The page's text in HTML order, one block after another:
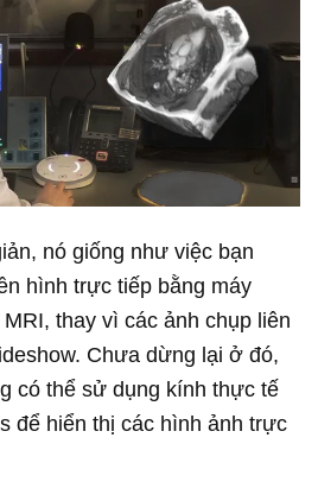
nó giống như việc bạn
hình trực tiếp bằng máy
thay vì các ảnh chụp liên
Chưa dừng lại ở đó,
có thể sử dụng kính thực tế
để hiển thị các hình ảnh trực